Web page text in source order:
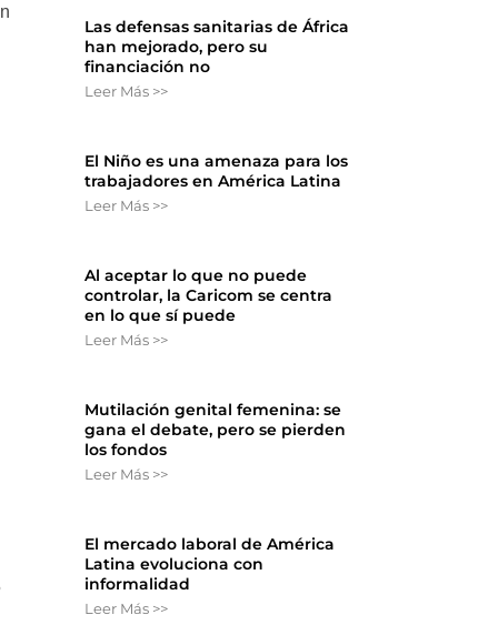
Las defensas sanitarias de África
han mejorado, pero su
financiación no
Leer Más >>
El Niño es una amenaza para los
trabajadores en América Latina
Leer Más >>
Al aceptar lo que no puede
controlar, la Caricom se centra
en lo que sí puede
Leer Más >>
Mutilación genital femenina: se
gana el debate, pero se pierden
los fondos
Leer Más >>
El mercado laboral de América
Latina evoluciona con
informalidad
Leer Más >>